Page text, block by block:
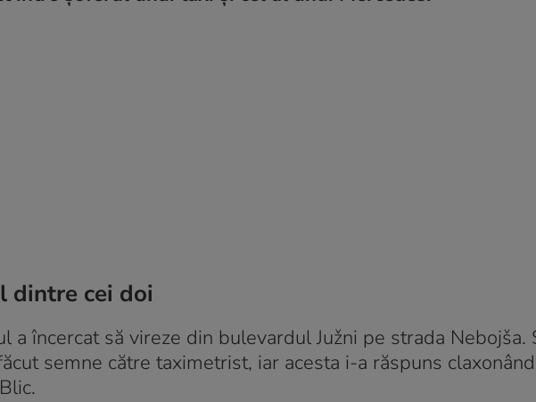
dintre cei doi
a încercat să vireze din bulevardul Južni pe strada Nebojša.
semne către taximetrist, iar acesta i-a răspuns